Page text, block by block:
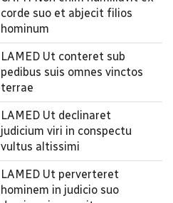
corde suo et abjecit filios
hominum
LAMED Ut conteret sub
pedibus suis omnes vinctos
terrae
LAMED Ut declinaret
judicium viri in conspectu
vultus altissimi
LAMED Ut perverteret
hominem in judicio suo